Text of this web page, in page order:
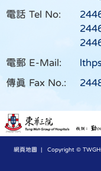
電話 Tel No:
電郵 E-Mail:
傳真 Fax No.:
網頁地圖 | Copyright ©